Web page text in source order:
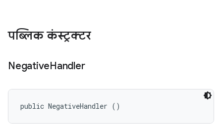
पब्लिक कंस्ट्रक्टर
NegativeHandler
public NegativeHandler ()